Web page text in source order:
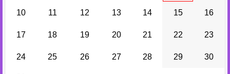
10 11 12 13 14 15 16
17 18 19 20 21 22 23
24 25 26 27 28 29 30